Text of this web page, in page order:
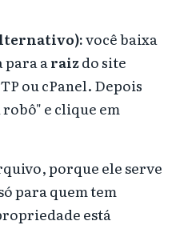
você baixa
para araizdo site
ou cPanel. Depois
e clique em
porque ele serve
para quem tem
está